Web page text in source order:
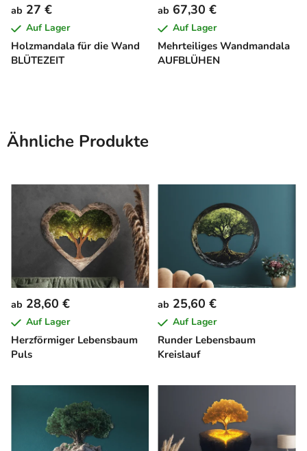
Holzmandala für die Wand
BLÜTEZEIT
ab 27 €
Auf Lager
Mehrteiliges Wandmandala
AUFBLÜHEN
ab 67,30 €
Auf Lager
Ähnliche Produkte
Herzförmiger Lebensbaum
Puls
ab 28,60 €
Auf Lager
Runder Lebensbaum
Kreislauf
ab 25,60 €
Auf Lager